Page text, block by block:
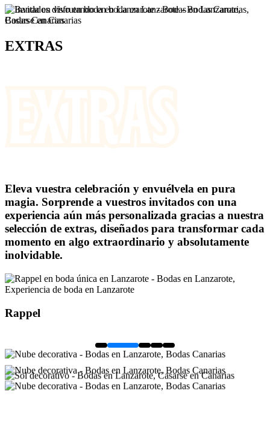
EXTRAS
Eleva vuestra celebración y envuélvela en pura
magia. Sorprende a vuestros invitados con una
experiencia aún más personalizada gracias a nuestra
selección de extras, diseñados para transformar cada
momento en algo extraordinario y absolutamente
inolvidable.